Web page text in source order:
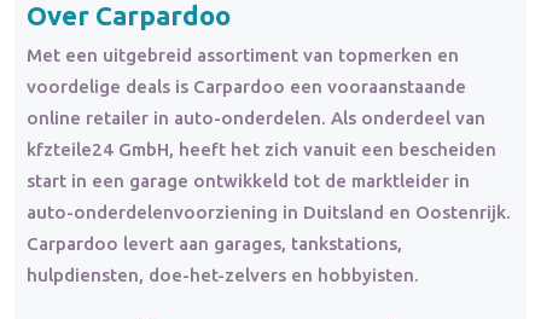
Over Carpardoo
Met een uitgebreid assortiment van topmerken en
voordelige deals is Carpardoo een vooraanstaande
online retailer in auto-onderdelen. Als onderdeel van
kfzteile24 GmbH, heeft het zich vanuit een bescheiden
start in een garage ontwikkeld tot de marktleider in
auto-onderdelenvoorziening in Duitsland en Oostenrijk.
Carpardoo levert aan garages, tankstations,
hulpdiensten, doe-het-zelvers en hobbyisten.